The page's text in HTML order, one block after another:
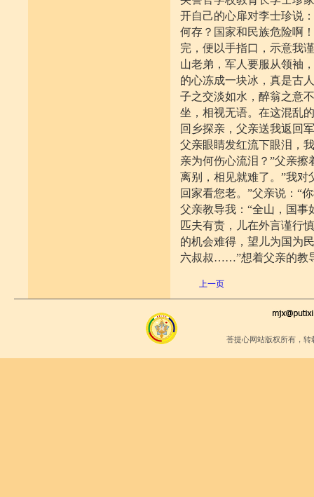
开自己的心扉对李士珍说
何存？国家和民族危险啊
完，便以手指口，示意我
山老弟，军人要服从领袖
的心冻成一块冰，真是古
子之交淡如水，醉翁之意
坐，相视无语。在这混乱
回乡探亲，父亲送我返回
父亲眼睛发红流下眼泪，
亲为何伤心流泪？”父亲
离别，相见就难了。”我对
回家看您老。”父亲说：“
父亲教导我：“全山，国
匹夫有责，儿在外言谨行
的机会难得，望儿为国为
六叔叔……”想着父亲的教
上一页
菩提心网站版权所有，